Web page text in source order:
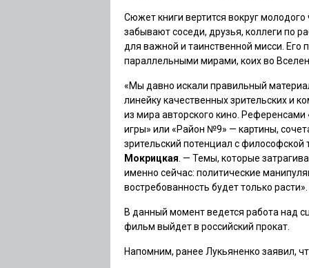
Сюжет книги вертится вокруг
забывают соседи, друзья, коллеги по
для важной и таинственной мисси.
параллельными мирами, коих во
«Мы давно искали правильный
линейку качественных зрительских и
из мира авторского кино. Референсами
игры» или «Район №9» — картины,
зрительский потенциал с
Мокрицкая . — Темы, которые
именно сейчас: политические
востребованность будет только расти».
В данный момент ведется работа над
фильм выйдет в российский прокат.
Напомним, ранее Лукьяненко заявил,